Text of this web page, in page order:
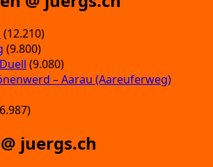
(12.210)
(9.800)
(9.080)
– Aarau (Aareuferweg)
juergs.ch